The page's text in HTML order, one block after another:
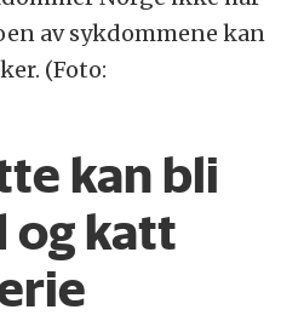
av sykdommene kan
(Foto:
kan bli
og katt